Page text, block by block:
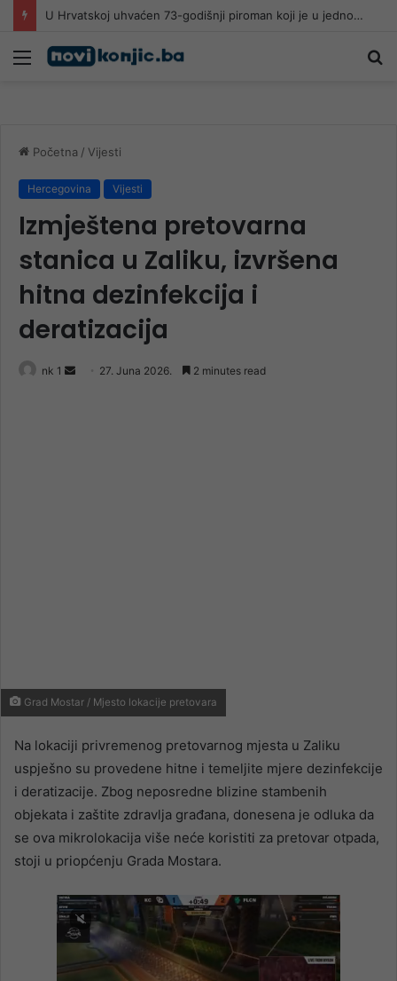
U Hrvatskoj uhvaćen 73-godišnji piroman koji je u jednom danu izazvao 5 požara
Meni
Početna / Vijesti
Hercegovina Vijesti
Izmještena pretovarna
stanica u Zaliku, izvršena
hitna dezinfekcija i
deratizacija
nk 1
Send 27. Juna 2026. 2 minutes read
Grad Mostar / Mjesto lokacije pretovara
Na lokaciji privremenog pretovarnog mjesta u Zaliku
uspješno su provedene hitne i temeljite mjere dezinfekcije
i deratizacije. Zbog neposredne blizine stambenih
objekata i zaštite zdravlja građana, donesena je odluka da
se ova mikrolokacija više neće koristiti za pretovar otpada,
stoji u priopćenju Grada Mostara.